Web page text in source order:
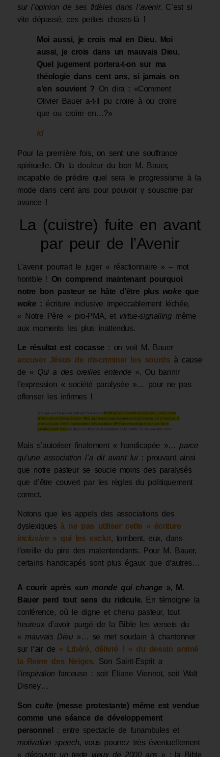
sur l’opinion de ses fidèles dans l’avenir. C’est si
vite dépassé, ces petites choses-là !
Moi aussi, je crois mal en Dieu. Moi
aussi, je crois dans un mauvais Dieu.
Quel jugement portera-t-on sur ma
théologie dans cent ans, si jamais on
s’en souvient ? On dira : «Comment
Olivier Bauer a-t-il pu croire à ou croire
que ou croire en…?»
id
Pour la première fois, on sent une souffrance
spirituelle. Oh la douleur du bon M. Bauer,
incapable de prédire quel sera le progressisme à la
mode dans cent ans pour pouvoir y souscrire par
avance !
La (cuistre) fuite en avant
par peur de l’Avenir
L’avenir pourrait le juger « réactionnaire » – mot
horrible ! On comprend maintenant pourquoi
notre bon pasteur se hâte d’être plus woke que
woke : écriture inclusive impeccablement léchée,
« Notre Père » pro-PMA, et virtue-signallingmême
aux moments les plus inattendus.
Le résultat est cocasse : on voit M. Bauer
accuser Jésus de discriminer les sourds à cause
de « Qui a des oreilles entende ». Ou bannir
l’expression « société paralysée »… pour ne pas
offenser les infirmes !
Mais s’autoriser finalement « handicapée »…parce
qu’une association l’a dit avant lui: prouvant ainsi
que notre pasteur se soucie moins des paralysés
que d’être couvert par les règles du politiquement
correct.
Notons que les appels des associations des
dyslexiquesà ne pas utiliser cette « écriture
inclusive » qui les exclut, tombent, eux, dans
l’oreille du pire des malentendants. Pour M. Bauer,
certains handicapés sont plus égaux que d’autres…
A courir après «un monde qui change », M.
Bauer perd tout sens du ridicule. En témoigne la
conférence, où le digne et chenu pasteur, tout
heureux d’avoir purgé de la Bible les versets du
« mauvais Dieu»… se met soudain à chantonner
sur l’air de « Libéré, délivré ! » du dessin animé
la Reine des Neiges. Son Saint-Esprit a
l’inspiration farceuse : soit Eliane Viennot, soit Walt
Disney…
Sonculte (messe protestante) même est vendue
comme une séance de développement
personnel : entre spectacle de funambules et
motivation speech, vous pourrez très éventuellement
« découvrir un texte vieux de 2000 ans » : la Bible